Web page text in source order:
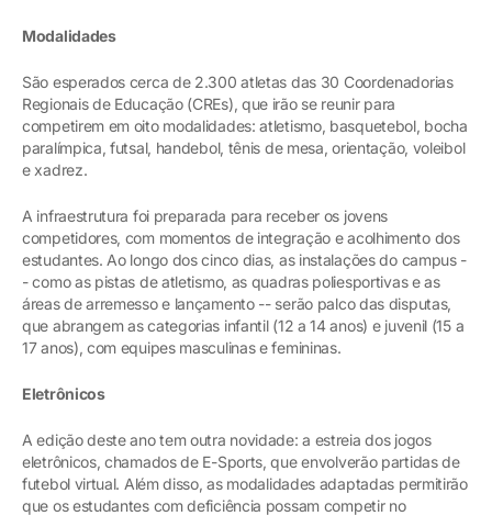
Modalidades
São esperados cerca de 2.300 atletas das 30 Coordenadorias
Regionais de Educação (CREs), que irão se reunir para
competirem em oito modalidades: atletismo, basquetebol, bocha
paralímpica, futsal, handebol, tênis de mesa, orientação, voleibol
e xadrez.
A infraestrutura foi preparada para receber os jovens
competidores, com momentos de integração e acolhimento dos
estudantes. Ao longo dos cinco dias, as instalações do campus -
- como as pistas de atletismo, as quadras poliesportivas e as
áreas de arremesso e lançamento -- serão palco das disputas,
que abrangem as categorias infantil (12 a 14 anos) e juvenil (15 a
17 anos), com equipes masculinas e femininas.
Eletrônicos
A edição deste ano tem outra novidade: a estreia dos jogos
eletrônicos, chamados de E-Sports, que envolverão partidas de
futebol virtual. Além disso, as modalidades adaptadas permitirão
que os estudantes com deficiência possam competir no